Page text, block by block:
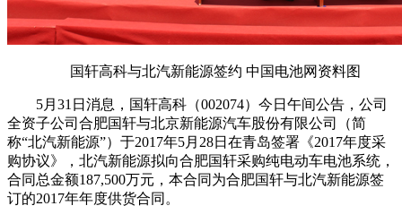
国轩高科与北汽新能源签约 中国电池网资料图
5月31日消息，国轩高科（002074）今日午间公告，公司
全资子公司合肥国轩与北京新能源汽车股份有限公司（简
称“北汽新能源”）于2017年5月28日在青岛签署《2017年度采
购协议》，北汽新能源拟向合肥国轩采购纯电动车电池系统，
合同总金额187,500万元，本合同为合肥国轩与北汽新能源签
订的2017年年度供货合同。